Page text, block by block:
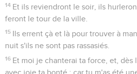
4 Tu as donné une bannière à ceux
déployer à cause de la vérité, (Sélah),
5 Afin que tes bien-aimés soient
et réponds-moi !
6 Dieu a parlé dans sa sainteté : je me
Sichem et je mesurerai la vallée du